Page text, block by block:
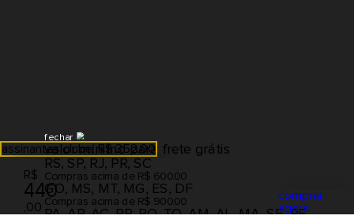
R$
440
,00
comprar
agora
assinantes clube: R$ 352,00
fechar
valor mínimo para frete grátis
RS, SP, RJ, PR, SC
Compras acima de R$ 600.00
GO, MS, MT, MG, ES, DF
Compras acima de R$ 900.00
PA, AP, AC, RR, RO, TO, AM, AL, MA, SE, PE,